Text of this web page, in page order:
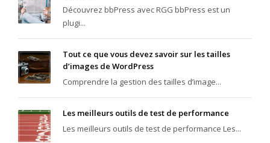
Découvrez bbPress avec RGG bbPress est un
plugi...
Tout ce que vous devez savoir sur les tailles
d’images de WordPress
Comprendre la gestion des tailles d’image...
Les meilleurs outils de test de performance
Les meilleurs outils de test de performance Les...